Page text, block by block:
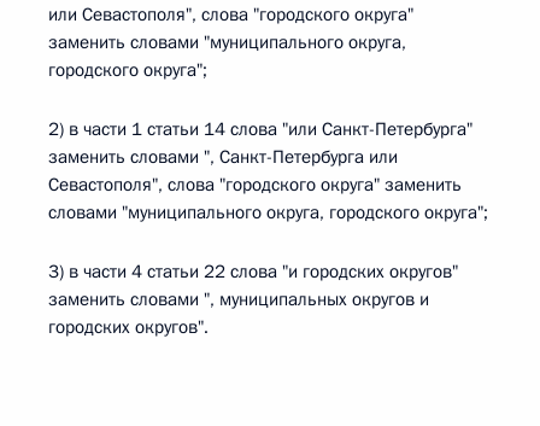
или Севастополя", слова "городского округа"
заменить словами "муниципального округа,
городского округа";
2) в части 1 статьи 14 слова "или Санкт-Петербурга"
заменить словами ", Санкт-Петербурга или
Севастополя", слова "городского округа" заменить
словами "муниципального округа, городского округа";
3) в части 4 статьи 22 слова "и городских округов"
заменить словами ", муниципальных округов и
городских округов".